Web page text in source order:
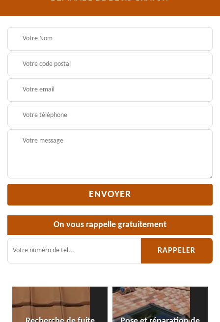
On vous rappelle gratuitement